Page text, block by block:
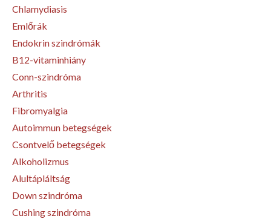
Chlamydiasis
Emlőrák
Endokrin szindrómák
B12-vitaminhiány
Conn-szindróma
Arthritis
Fibromyalgia
Autoimmun betegségek
Csontvelő betegségek
Alkoholizmus
Alultápláltság
Down szindróma
Cushing szindróma